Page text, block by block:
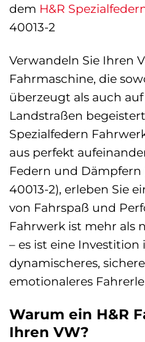
dem H&R
40013-2
Verwandeln Sie Ihren
Fahrmaschine, die
überzeugt als auch
Landstraßen
Spezialfedern
aus perfekt
Federn und Dämpfern
40013-2), erleben Sie
von Fahrspaß und
Fahrwerk ist mehr als
– es ist eine Investition
dynamischeres,
emotionaleres
Warum ein H&R
Ihren VW?